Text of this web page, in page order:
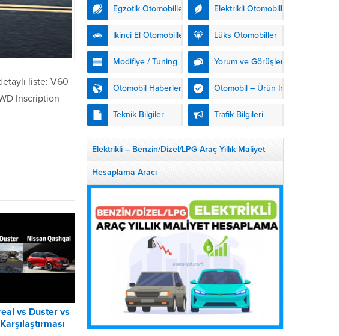
liste: V60
Inscription
vs Duster vs
Egzotik Otomobiller Elektrikli Otomobiller
İkinci El Otomobiller Lüks Otomobiller
Modifiye / Tuning Yorum ve Görüşler
Otomobil Haberleri Otomobil – Ürün İnceleme
Teknik Bilgiler Trafik Bilgileri
Elektrikli – Benzin/Dizel/LPG Araç Yıllık Maliyet
Hesaplama Aracı